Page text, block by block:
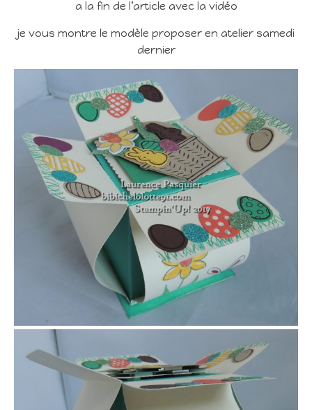
a la fin de l’article avec la vidéo
je vous montre le modèle proposer en atelier samedi
dernier